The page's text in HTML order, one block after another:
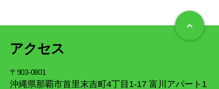
keyboard_arrow_up
アクセス
〒903-0801
沖縄県那覇市首里末吉町4丁目1-17 富川アパート1